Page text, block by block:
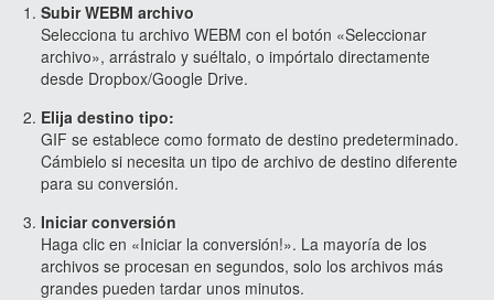
Subir WEBM archivo
Selecciona tu archivo WEBM con el botón «Seleccionar
archivo», arrástralo y suéltalo, o impórtalo directamente
desde Dropbox/Google Drive.
Elija destino tipo:
GIF se establece como formato de destino predeterminado.
Cámbielo si necesita un tipo de archivo de destino diferente
para su conversión.
Iniciar conversión
Haga clic en «Iniciar la conversión!». La mayoría de los
archivos se procesan en segundos, solo los archivos más
grandes pueden tardar unos minutos.